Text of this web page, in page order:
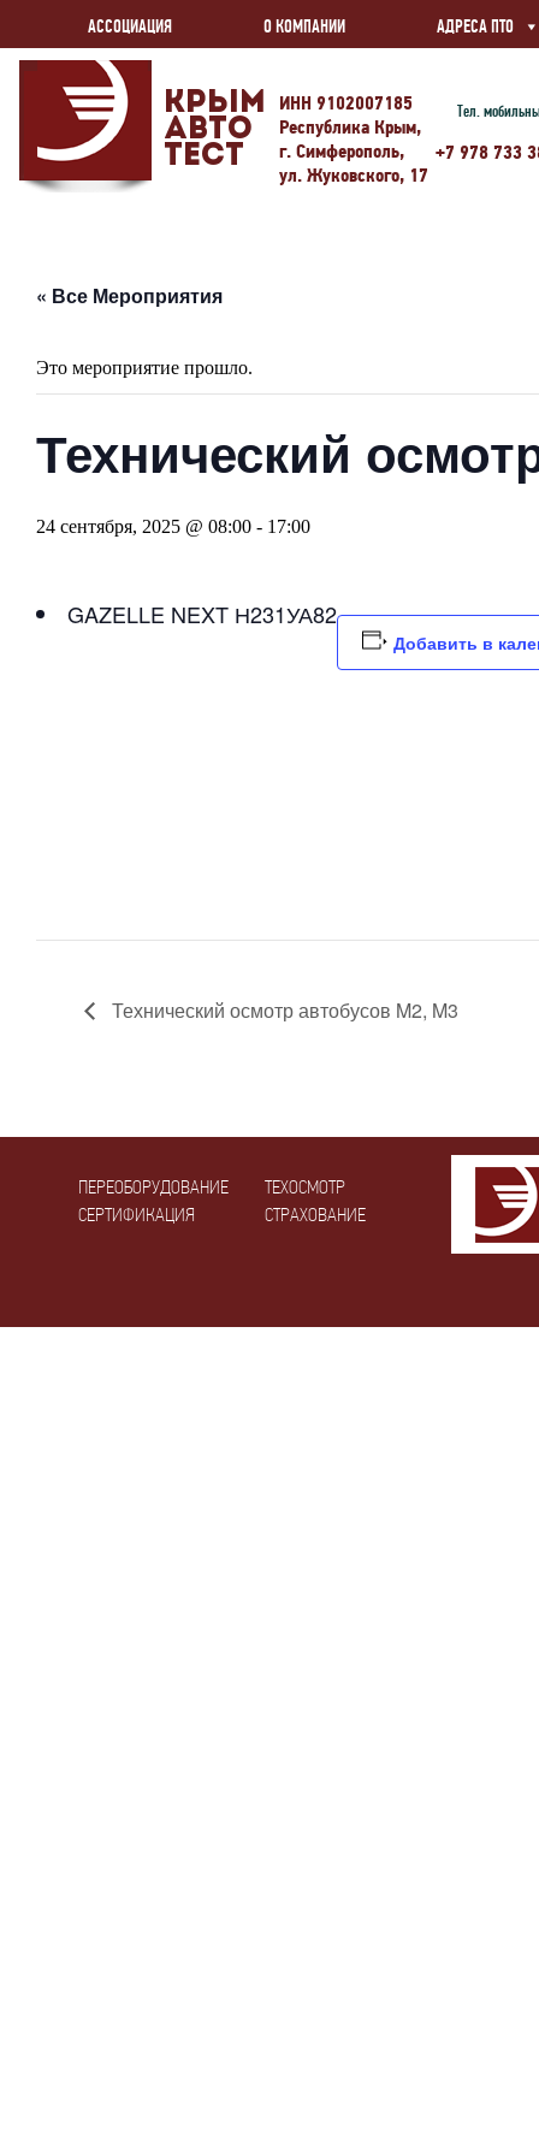
АССОЦИАЦИЯ О КОМПАНИИ АДРЕСА ПТО
Крым
Авто
Тест
ИНН 9102007185
Республика Крым,
г. Симферополь,
ул. Жуковского, 17
Тел.
+7 978 733
« Все Мероприятия
Это мероприятие прошло.
Технический
24 сентября, 2025 @ 08:00 - 17:00
GAZELLE NEXT Н231УА82
Добавить в
Технический осмотр автобусов M2, M3
ПЕРЕОБОРУДОВАНИЕ
СЕРТИФИКАЦИЯ
ТЕХОСМОТР
СТРАХОВАНИЕ